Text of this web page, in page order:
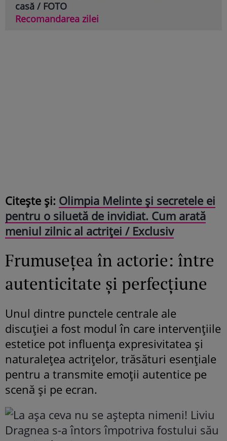
casă / FOTO
Recomandarea zilei
Citește și: Olimpia Melinte și secretele ei
pentru o siluetă de invidiat. Cum arată
meniul zilnic al actriței / Exclusiv
Frumusețea în actorie: între
autenticitate și perfecțiune
Unul dintre punctele centrale ale
discuției a fost modul în care intervențiile
estetice pot influența expresivitatea și
naturalețea actrițelor, trăsături esențiale
pentru a transmite emoții autentice pe
scenă și pe ecran.